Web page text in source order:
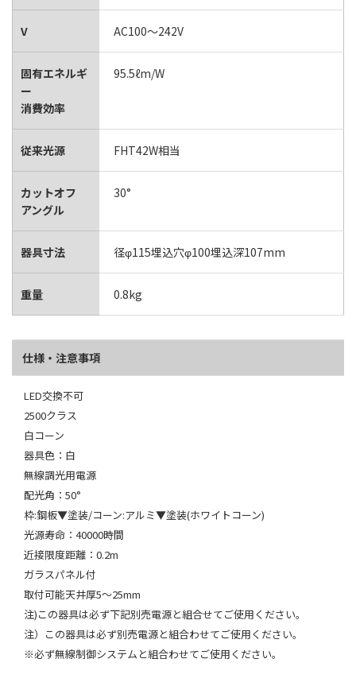
V AC100～242V
固有エネルギ
ー
消費効率
95.5ℓm/W
従来光源 FHT42W相当
カットオフ
アングル
30°
器具寸法 径φ115埋込穴φ100埋込深107mm
重量 0.8kg
仕様・注意事項
LED交換不可
2500クラス
白コーン
器具色：白
無線調光用電源
配光角：50°
枠:鋼板▼塗装/コーン:アルミ▼塗装(ホワイトコーン)
光源寿命：40000時間
近接限度距離：0.2m
ガラスパネル付
取付可能天井厚5～25mm
注)この器具は必ず下記別売電源と組合せてご使用ください。
注）この器具は必ず別売電源と組合わせてご使用ください。
※必ず無線制御システムと組合わせてご使用ください。